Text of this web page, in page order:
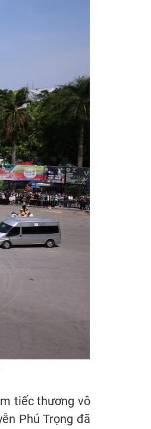
tiếc thương vô
Phú Trọng đã